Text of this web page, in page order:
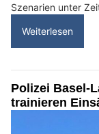
Szenarien unter
Weiterlesen
Polizei Basel-
trainieren